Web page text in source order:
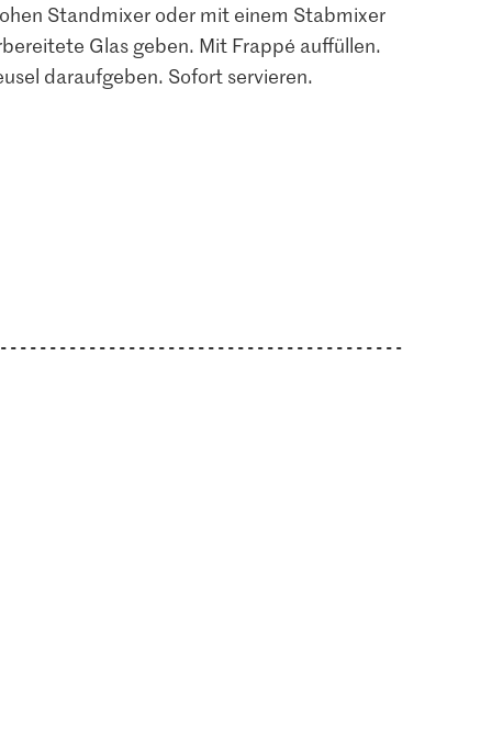
Standmixer oder mit einem Stabmixer
Glas geben. Mit Frappé auffüllen.
daraufgeben. Sofort servieren.